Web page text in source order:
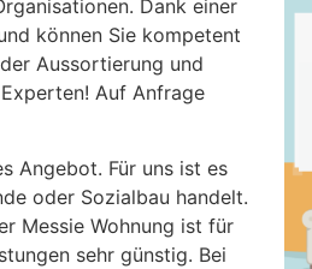
Dank einer
können Sie kompetent
Aussortierung und
Auf Anfrage
Angebot. Für uns ist es
oder Sozialbau handelt.
Messie Wohnung ist für
sehr günstig. Bei